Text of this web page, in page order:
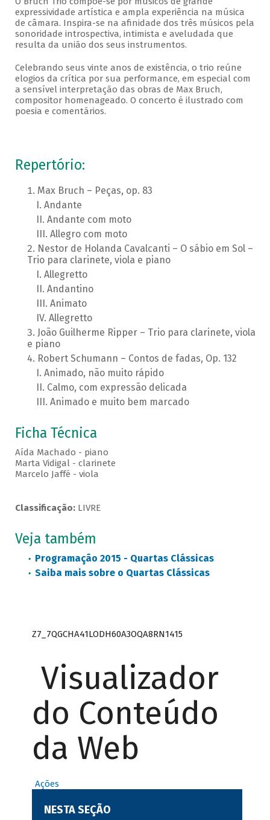
expressividade artística e ampla experiência na música
de câmara. Inspira-se na afinidade dos três músicos pela
sonoridade introspectiva, intimista e aveludada que
resulta da união dos seus instrumentos.
Celebrando seus vinte anos de existência, o trio reúne
elogios da crítica por sua performance, em especial com
a sensível interpretação das obras de Max Bruch,
compositor homenageado. O concerto é ilustrado com
poesia e comentários.
Repertório:
Max Bruch – Peças, op. 83
Andante
Andante com moto
Allegro com moto
Nestor de Holanda Cavalcanti – O sábio em Sol –
Trio para clarinete, viola e piano
Allegretto
Andantino
Animato
Allegretto
João Guilherme Ripper – Trio para clarinete, viola
e piano
Robert Schumann – Contos de fadas, Op. 132
Animado, não muito rápido
Calmo, com expressão delicada
Animado e muito bem marcado
Ficha Técnica
Aída Machado - piano
Marta Vidigal - clarinete
Marcelo Jaffé - viola
Classificação:LIVRE
Veja também
Programação 2015 - Quartas Clássicas
Saiba mais sobre o Quartas Clássicas
Z7_7QGCHA41LODH60A3OQA8RN1415
Visualizador
do Conteúdo
da Web
Ações
NESTA SEÇÃO